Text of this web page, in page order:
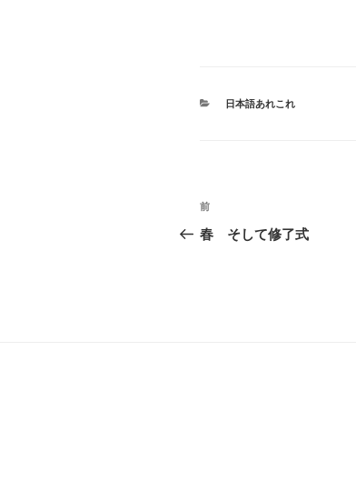
カ
日本語あれこれ
投
稿
前
の
前
春 そして修了式